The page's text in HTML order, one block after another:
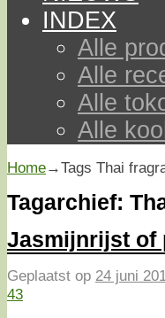
INDEX
Alle
Alle
Alle
Alle
Home→Tags Thai
Tagarchief:
Jasmijnrijst of
Geplaatst op 24 juni
43